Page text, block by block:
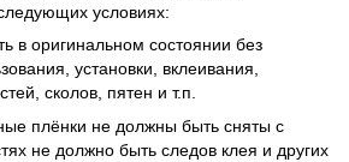
условиях:
в оригинальном состоянии без
установки, вклеивания,
сколов, пятен и т.п.
плёнки не должны быть сняты с
не должно быть следов клея и других